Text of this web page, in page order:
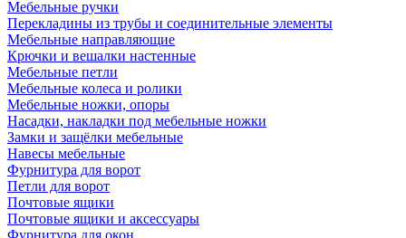
Мебельные ручки
Перекладины из трубы и соединительные элементы
Мебельные направляющие
Крючки и вешалки настенные
Мебельные петли
Мебельные колеса и ролики
Мебельные ножки, опоры
Насадки, накладки под мебельные ножки
Замки и защёлки мебельные
Навесы мебельные
Фурнитура для ворот
Петли для ворот
Почтовые ящики
Почтовые ящики и аксессуары
Фурнитура для окон